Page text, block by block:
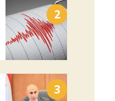
2
3